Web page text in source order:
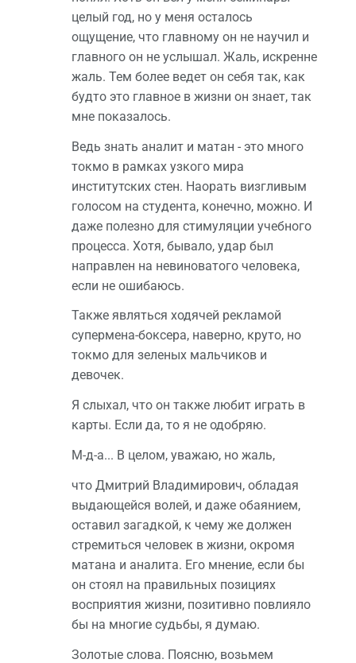
целый год, но у меня осталось
ощущение, что главному он не научил и
главного он не услышал. Жаль, искренне
жаль. Тем более ведет он себя так, как
будто это главное в жизни он знает, так
мне показалось.
Ведь знать аналит и матан - это много
токмо в рамках узкого мира
институтских стен. Наорать визгливым
голосом на студента, конечно, можно. И
даже полезно для стимуляции учебного
процесса. Хотя, бывало, удар был
направлен на невиноватого человека,
если не ошибаюсь.
Также являться ходячей рекламой
супермена-боксера, наверно, круто, но
токмо для зеленых мальчиков и
девочек.
Я слыхал, что он также любит играть в
карты. Если да, то я не одобряю.
М-д-а... В целом, уважаю, но жаль,
что Дмитрий Владимирович, обладая
выдающейся волей, и даже обаянием,
оставил загадкой, к чему же должен
стремиться человек в жизни, окромя
матана и аналита. Его мнение, если бы
он стоял на правильных позициях
восприятия жизни, позитивно повлияло
бы на многие судьбы, я думаю.
Золотые слова. Поясню, возьмем